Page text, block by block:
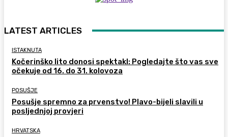
LATEST ARTICLES
ISTAKNUTA
Kočerinško lito donosi spektakl: Pogledajte što vas sve
očekuje od 16. do 31. kolovoza
POSUŠJE
Posušje spremno za prvenstvo! Plavo-bijeli slavili u
posljednjoj provjeri
HRVATSKA